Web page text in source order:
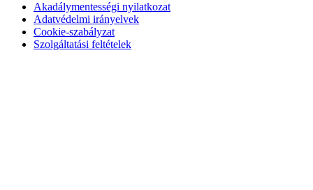
Akadálymentességi nyilatkozat
Adatvédelmi irányelvek
Cookie-szabályzat
Szolgáltatási feltételek